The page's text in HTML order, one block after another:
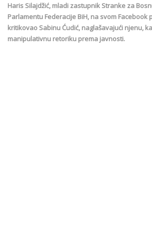
Haris Silajdžić, mladi zastupnik Stranke za
Parlamentu Federacije BiH, na svom Facebook
kritikovao Sabinu Ćudić, naglašavajući njenu,
manipulativnu retoriku prema javnosti.